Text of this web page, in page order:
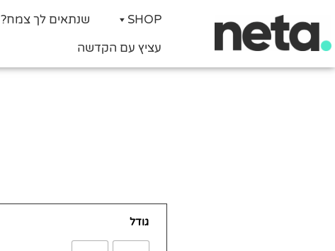
SHOP שנתאים לך צמח?
עציץ עם הקדשה
גודל
קרסולה